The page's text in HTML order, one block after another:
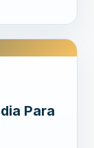
Para